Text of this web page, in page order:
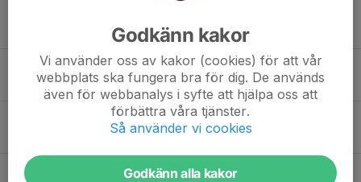
5 aug, 16:32
En rapport från SM Sport 50 och 300 m i Västerås
3 aug, 16:52
Förbundsårsmöte SvSF
15 maj, 12:02
Årsmöte 2026
Godkänn kakor
Vi använder oss av kakor (cookies) för att vår
webbplats ska fungera bra för dig. De används
även för webbanalys i syfte att hjälpa oss att
förbättra våra tjänster.
Så använder vi cookies
Godkänn alla kakor